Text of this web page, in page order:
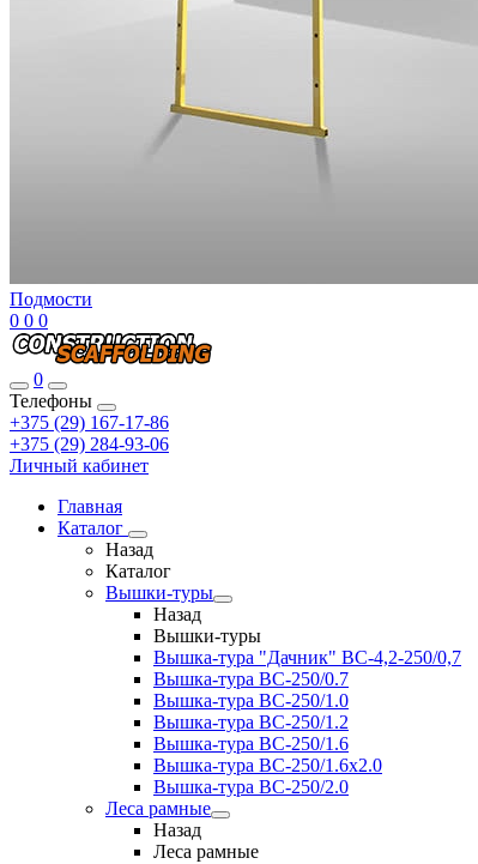
Подмости
0 0 0
0
Телефоны
+375 (29) 167-17-86
+375 (29) 284-93-06
Личный кабинет
Главная
Каталог
Назад
Каталог
Вышки-туры
Назад
Вышки-туры
Вышка-тура "Дачник" ВС-4,2-250/0,7
Вышка-тура ВС-250/0.7
Вышка-тура ВС-250/1.0
Вышка-тура ВС-250/1.2
Вышка-тура ВС-250/1.6
Вышка-тура ВС-250/1.6х2.0
Вышка-тура ВС-250/2.0
Леса рамные
Назад
Леса рамные